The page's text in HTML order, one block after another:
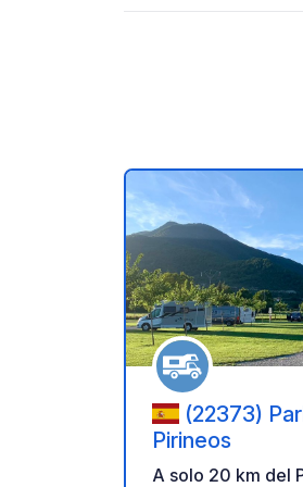
(22373)
Pirineos
A solo 20 km del